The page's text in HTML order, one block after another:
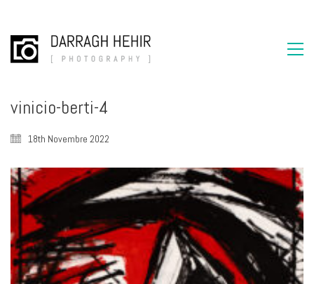
vinicio-berti-4
18th Novembre 2022